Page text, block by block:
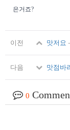
은거죠?
이전 맛저요 -
다음 맛점바
0